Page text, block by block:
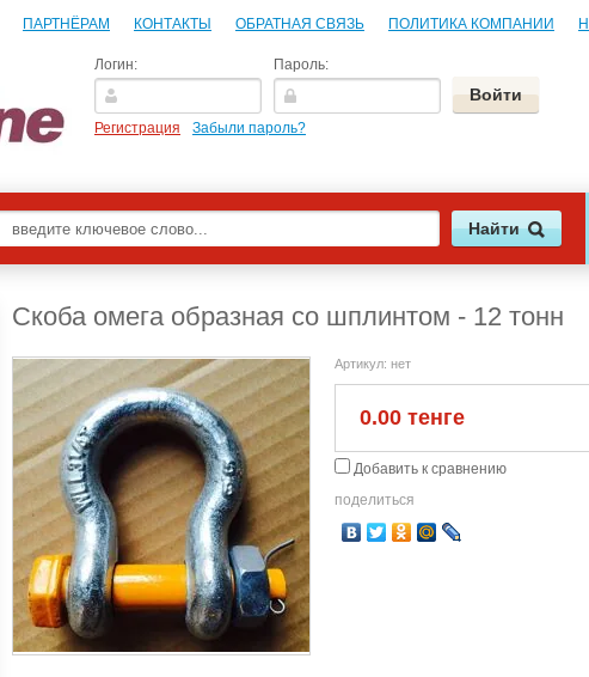
ПАРТНЁРАМ КОНТАКТЫ ОБРАТНАЯ СВЯЗЬ ПОЛИТИКА КОМПАНИИ
Логин: Пароль:
Регистрация Забыли пароль?
Скоба омега образная со шплинтом - 12 тонн
Артикул: нет
0.00 тенге
Добавить к сравнению
поделиться